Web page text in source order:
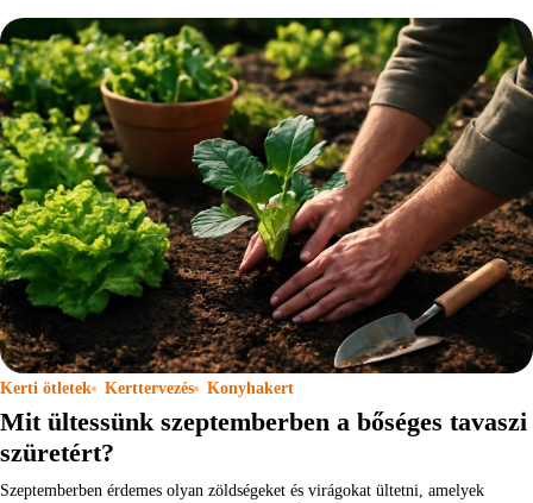
Kerti ötletek Kerttervezés Konyhakert
Mit ültessünk szeptemberben a bőséges tavaszi
szüretért?
Szeptemberben érdemes olyan zöldségeket és virágokat ültetni, amelyek